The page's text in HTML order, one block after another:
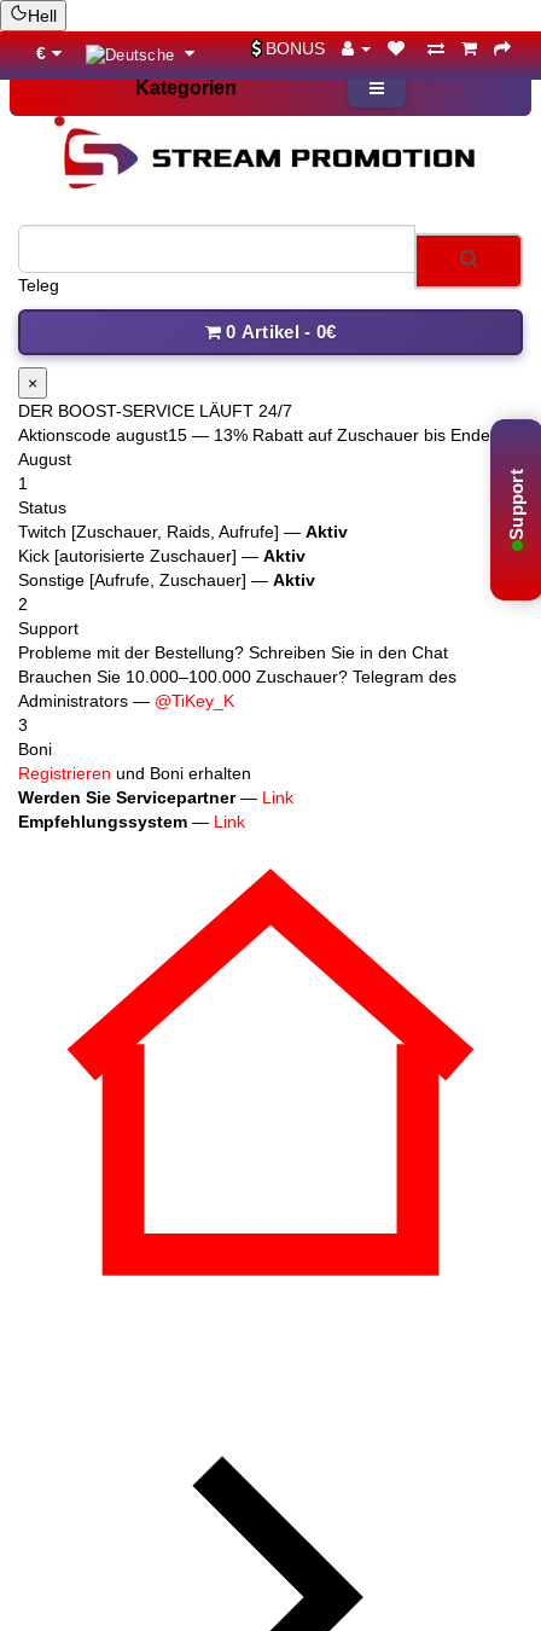
Hell
Support
€ BONUS
Telegram-Abon
0 Artikel - 0€
×
DER BOOST-SERVICE LÄUFT 24/7
Aktionscode august15 — 13% Rabatt auf Zuschauer bis Ende
August
1
Status
Twitch [Zuschauer, Raids, Aufrufe] — Aktiv
Kick [autorisierte Zuschauer] — Aktiv
Sonstige [Aufrufe, Zuschauer] — Aktiv
2
Support
Probleme mit der Bestellung? Schreiben Sie in den Chat
Brauchen Sie 10.000–100.000 Zuschauer? Telegram des
Administrators — @TiKey_K
3
Boni
Registrieren und Boni erhalten
Werden Sie Servicepartner— Link
Empfehlungssystem — Link
Kategorien